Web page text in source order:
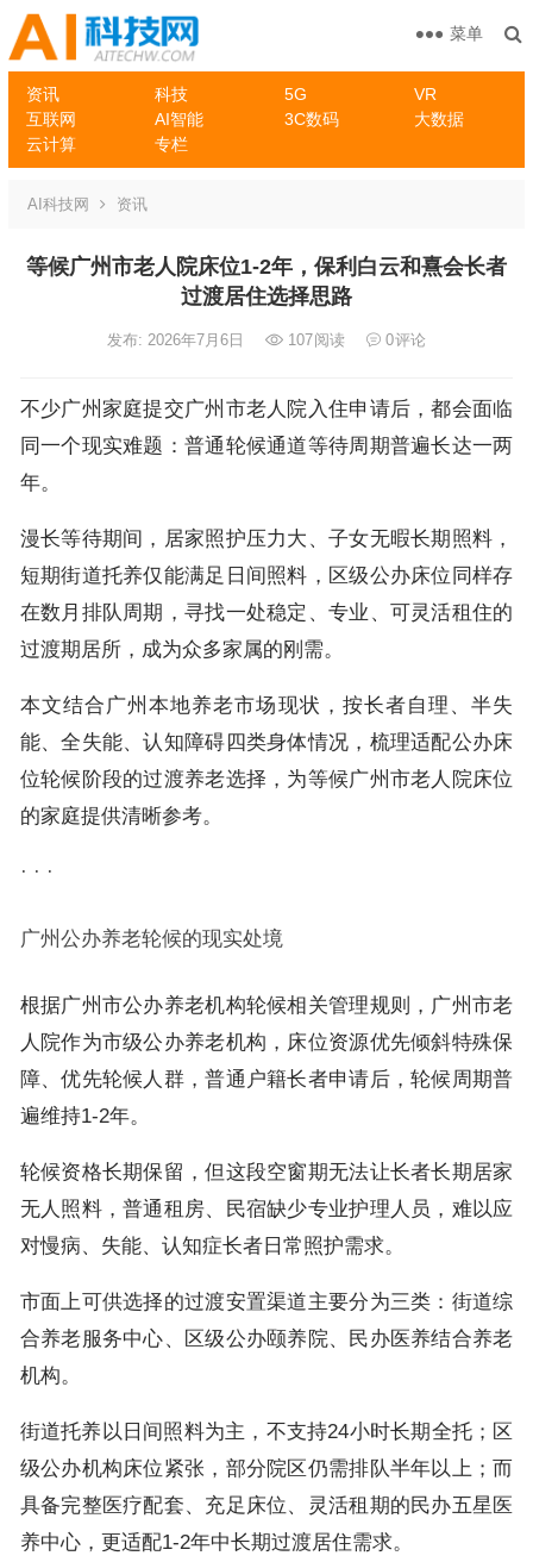
资讯 科技 5G
VR
互联网
AI智能 3C数码
大数据
云计算
专栏
菜单
AI科技网 资讯
等候广州市老人院床位1-2年，保利白云和熹会长者
过渡居住选择思路
发布: 2026年7月6日 107阅读 0评论
不少广州家庭提交广州市老人院入住申请后，都会面临
同一个现实难题：普通轮候通道等待周期普遍长达一两
年。
漫长等待期间，居家照护压力大、子女无暇长期照料，
短期街道托养仅能满足日间照料，区级公办床位同样存
在数月排队周期，寻找一处稳定、专业、可灵活租住的
过渡期居所，成为众多家属的刚需。
本文结合广州本地养老市场现状，按长者自理、半失
能、全失能、认知障碍四类身体情况，梳理适配公办床
位轮候阶段的过渡养老选择，为等候广州市老人院床位
的家庭提供清晰参考。
· · ·
广州公办养老轮候的现实处境
根据广州市公办养老机构轮候相关管理规则，广州市老
人院作为市级公办养老机构，床位资源优先倾斜特殊保
障、优先轮候人群，普通户籍长者申请后，轮候周期普
遍维持1-2年。
轮候资格长期保留，但这段空窗期无法让长者长期居家
无人照料，普通租房、民宿缺少专业护理人员，难以应
对慢病、失能、认知症长者日常照护需求。
市面上可供选择的过渡安置渠道主要分为三类：街道综
合养老服务中心、区级公办颐养院、民办医养结合养老
机构。
街道托养以日间照料为主，不支持24小时长期全托；区
级公办机构床位紧张，部分院区仍需排队半年以上；而
具备完整医疗配套、充足床位、灵活租期的民办五星医
养中心，更适配1-2年中长期过渡居住需求。